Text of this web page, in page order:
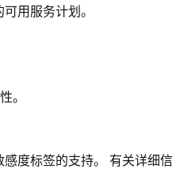
用服务计划。
。
度标签的支持。 有关详细信